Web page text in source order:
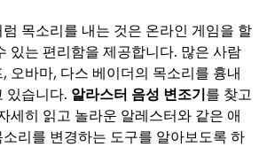
목소리를 내는 것은 온라인 게임을 할
있는 편리함을 제공합니다. 많은 사람
오바마, 다스 베이더의 목소리를 흉내
있습니다. 알라스터 음성 변조기를 찾고
세히 읽고 놀라운 알레스터와 같은 애
리를 변경하는 도구를 알아보도록 하